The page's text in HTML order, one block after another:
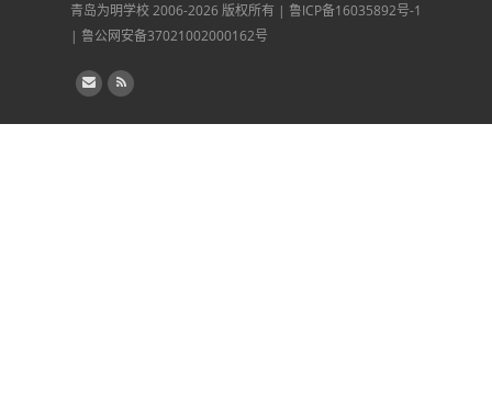
青岛为明学校2006-2026 版权所有 | 鲁ICP备16035892号-1
| 鲁公网安备37021002000162号